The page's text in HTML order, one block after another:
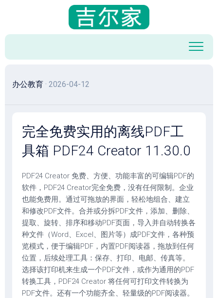
容
办公教育 · 2026-04-12
完全免费实用的离线PDF工
具箱 PDF24 Creator 11.30.0
PDF24 Creator 免费、方便、功能丰富的可编辑PDF的
软件，PDF24 Creator完全免费，没有任何限制。企业
也能免费用。通过可拖放的界面，轻松地组合、建立
和修改PDF文件。合并或分拆PDF文件，添加、删除、
提取、旋转、排序和移动PDF页面，导入并自动转换各
种文件（Word、Excel、图片等）成PDF文件，各种预
览模式，便于编辑PDF，内置PDF阅读器，拖放到任何
位置，后续处理工具：保存、打印、电邮、传真等。
选择该打印机来生成一个PDF文件，或作为通用的PDF
转换工具，PDF24 Creator 将任何可打印文件转换为
PDF文件。还有一个功能齐全、轻量级的PDF阅读器。